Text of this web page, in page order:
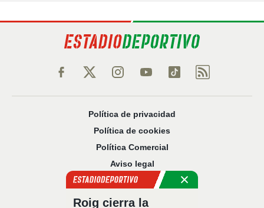
Política de privacidad
Política de cookies
Política Comercial
Aviso legal
Configuración de privacidad
Sobre nosotros
Roig cierra la